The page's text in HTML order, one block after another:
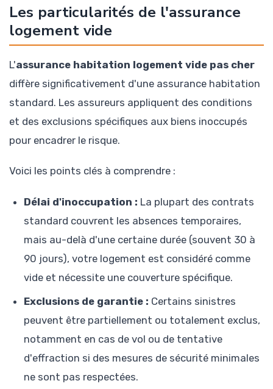
Les particularités de l'assurance
logement vide
L'assurance habitation logement vide pas cher
diffère significativement d'une assurance habitation
standard. Les assureurs appliquent des conditions
et des exclusions spécifiques aux biens inoccupés
pour encadrer le risque.
Voici les points clés à comprendre :
Délai d'inoccupation : La plupart des contrats
standard couvrent les absences temporaires,
mais au-delà d'une certaine durée (souvent 30 à
90 jours), votre logement est considéré comme
vide et nécessite une couverture spécifique.
Exclusions de garantie : Certains sinistres
peuvent être partiellement ou totalement exclus,
notamment en cas de vol ou de tentative
d'effraction si des mesures de sécurité minimales
ne sont pas respectées.